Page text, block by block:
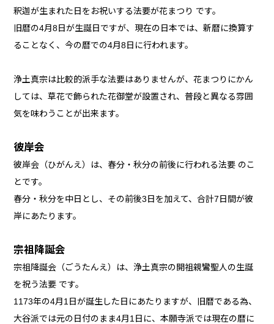
釈迦が生まれた日をお祝いする法要が花まつり です。
旧暦の4月8日が生誕日ですが、現在の日本では、新暦に換算す
ることなく、今の暦での4月8日に行われます。
浄土真宗は比較的派手な法要はありませんが、花まつりにかん
しては、草花で飾られた花御堂が設置され、普段と異なる雰囲
気を味わうことが出来ます。
彼岸会
彼岸会（ひがんえ）は、春分・秋分の前後に行われる法要 のこ
とです。
春分・秋分を中日とし、その前後3日を加えて、合計7日間が彼
岸にあたります。
宗祖降誕会
宗祖降誕会（ごうたんえ）は、浄土真宗の開祖親鸞聖人の生誕
を祝う法要 です。
1173年の4月1日が誕生した日にあたりますが、旧暦である為、
大谷派では元の日付のまま4月1日に、本願寺派では現在の暦に